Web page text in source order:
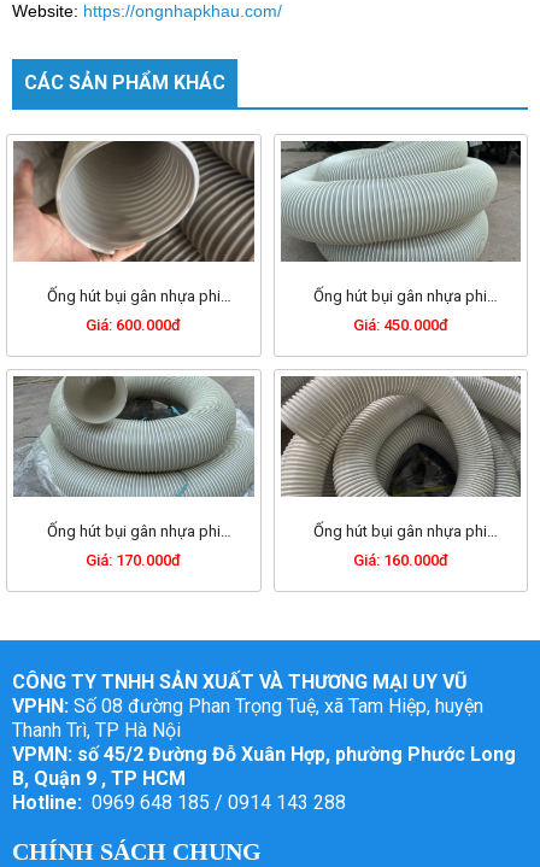
Website: https://ongnhapkhau.com/
CÁC SẢN PHẨM KHÁC
Ống hút bụi gân nhựa phi
300mm
Giá: 600.000đ
Ống hút bụi gân nhựa phi
250mm
Giá: 450.000đ
Ống hút bụi gân nhựa phi
200mm
Giá: 170.000đ
Ống hút bụi gân nhựa phi
168mm
Giá: 160.000đ
CÔNG TY TNHH SẢN XUẤT VÀ THƯƠNG MẠI UY VŨ
VPHN: Số 08 đường Phan Trọng Tuệ, xã Tam Hiệp, huyện
Thanh Trì, TP Hà Nội
VPMN: số 45/2 Đường Đỗ Xuân Hợp, phường Phước Long
B, Quận 9 , TP HCM
Hotline: 0969 648 185 / 0914 143 288
CHÍNH SÁCH CHUNG